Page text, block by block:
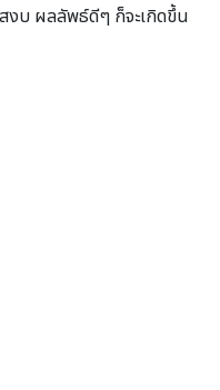
งบ ผลลัพธ์ดีๆ ก็จะเกิดขึ้น